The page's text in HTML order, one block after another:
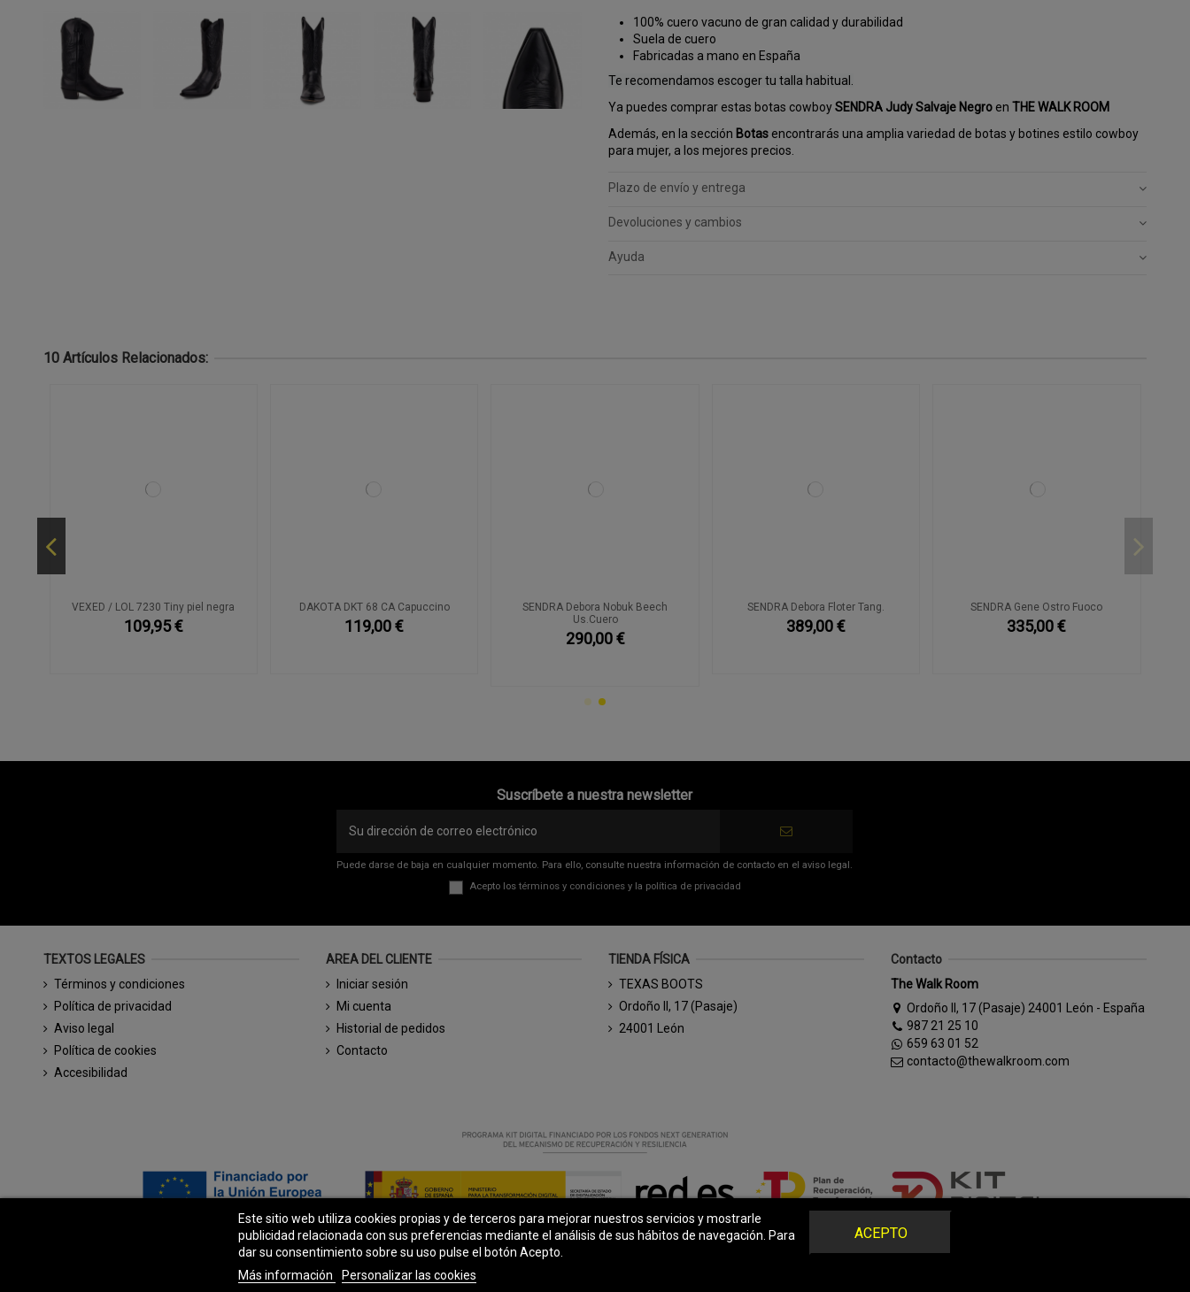
100% cuero vacuno de gran calidad y durabilidad
Suela de cuero
Fabricadas a mano en España
Te recomendamos escoger tu talla habitual.
Ya puedes comprar estas botas cowboySENDRA Judy Salvaje Negro en THE WALK ROOM
Además, en la sección Botasencontrarás una amplia variedad de botas y botines estilo cowboy
para mujer, a los mejores precios.
Plazo de envío y entrega
Devoluciones y cambios
Ayuda
10 Artículos Relacionados:
VEXED / LOL 7230 Tiny piel negra
109,95 €
DAKOTA DKT 68 CA Capuccino
119,00 €
SENDRA Debora Nobuk Beech
Us.Cuero
290,00 €
SENDRA Debora Floter Tang.
389,00 €
SENDRA Gene Ostro Fuoco
335,00 €
Suscríbete a nuestra newsletter
Puede darse de baja en cualquier momento. Para ello, consulte nuestra información de contacto en el aviso legal.
Acepto los términos y condicionesy la política de privacidad
TEXTOS LEGALES
Términos y condiciones
Política de privacidad
Aviso legal
Política de cookies
Accesibilidad
AREA DEL CLIENTE
Iniciar sesión
Mi cuenta
Historial de pedidos
Contacto
TIENDA FÍSICA
TEXAS BOOTS
Ordoño II, 17 (Pasaje)
24001 León
Contacto
The Walk Room
Ordoño II, 17 (Pasaje) 24001 León - España
987 21 25 10
659 63 01 52
contacto@thewalkroom.com
Este sitio web utiliza cookies propias y de terceros para mejorar nuestros servicios y mostrarle
publicidad relacionada con sus preferencias mediante el análisis de sus hábitos de navegación. Para
dar su consentimiento sobre su uso pulse el botón Acepto.
Más información
Personalizar las cookies
ACEPTO
© Todos los derechos reservados - Powered bybytefactory